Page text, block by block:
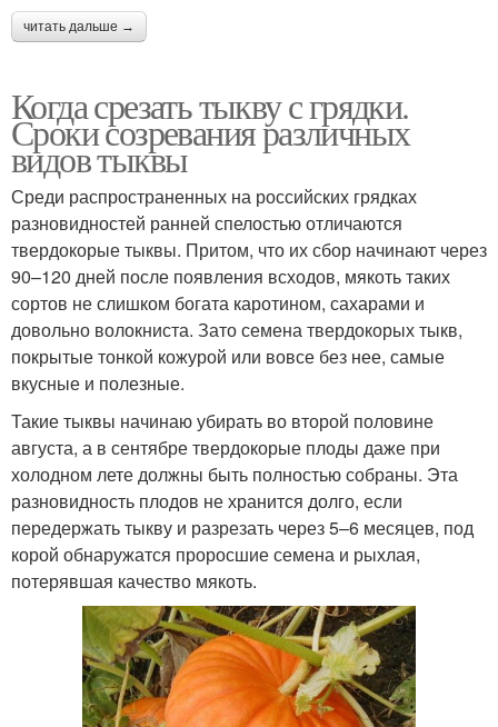
читать дальше →
Когда срезать тыкву с грядки.
Сроки созревания различных
видов тыквы
Среди распространенных на российских грядках
разновидностей ранней спелостью отличаются
твердокорые тыквы. Притом, что их сбор начинают через
90–120 дней после появления всходов, мякоть таких
сортов не слишком богата каротином, сахарами и
довольно волокниста. Зато семена твердокорых тыкв,
покрытые тонкой кожурой или вовсе без нее, самые
вкусные и полезные.
Такие тыквы начинаю убирать во второй половине
августа, а в сентябре твердокорые плоды даже при
холодном лете должны быть полностью собраны. Эта
разновидность плодов не хранится долго, если
передержать тыкву и разрезать через 5–6 месяцев, под
корой обнаружатся проросшие семена и рыхлая,
потерявшая качество мякоть.